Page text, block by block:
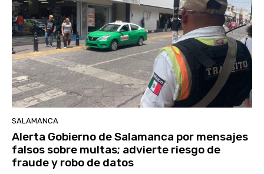
SALAMANCA
Alerta Gobierno de Salamanca por mensajes
falsos sobre multas; advierte riesgo de
fraude y robo de datos